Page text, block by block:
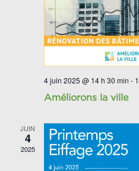
4 juin 2025 @ 14 h 30 min -
Améliorons la ville
JUIN
4
2025